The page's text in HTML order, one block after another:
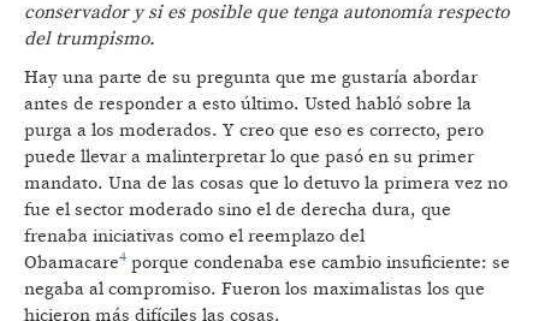
conservador y si es posible que tenga autonomía respecto
del trumpismo.
Hay una parte de su pregunta que me gustaría abordar
antes de responder a esto último. Usted habló sobre la
purga a los moderados. Y creo que eso es correcto, pero
puede llevar a malinterpretar lo que pasó en su primer
mandato. Una de las cosas que lo detuvo la primera vez no
fue el sector moderado sino el de derecha dura, que
frenaba iniciativas como el reemplazo del
Obamacare4 porque condenaba ese cambio insuficiente: se
negaba al compromiso. Fueron los maximalistas los que
hicieron más difíciles las cosas.